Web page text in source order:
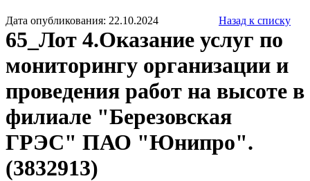
Дата опубликования: 22.10.2024 Назад к списку
65_Лот 4.Оказание услуг по
мониторингу организации и
проведения работ на высоте в
филиале "Березовская
ГРЭС" ПАО "Юнипро".
(3832913)